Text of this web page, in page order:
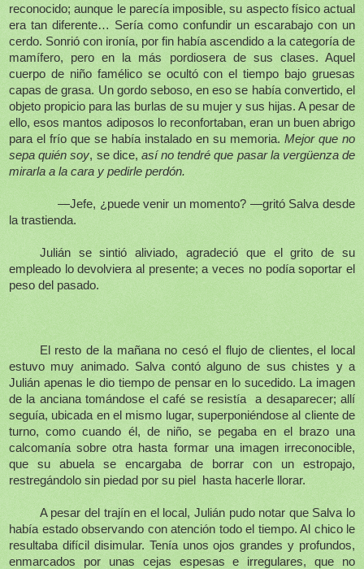
reconocido; aunque le parecía imposible, su aspecto físico actual
era tan diferente… Sería como confundir un escarabajo con un
cerdo. Sonrió con ironía, por fin había ascendido a la categoría de
mamífero, pero en la más pordiosera de sus clases. Aquel
cuerpo de niño famélico se ocultó con el tiempo bajo gruesas
capas de grasa. Un gordo seboso, en eso se había convertido, el
objeto propicio para las burlas de su mujer y sus hijas. A pesar de
ello, esos mantos adiposos lo reconfortaban, eran un buen abrigo
para el frío que se había instalado en su memoria. Mejor que no
sepa quién soy, se dice, así no tendré que pasar la vergüenza de
mirarla a la cara y pedirle perdón.
—Jefe, ¿puede venir un momento? —gritó Salva desde
la trastienda.
Julián se sintió aliviado, agradeció que el grito de su
empleado lo devolviera al presente; a veces no podía soportar el
peso del pasado.
El resto de la mañana no cesó el flujo de clientes, el local
estuvo muy animado. Salva contó alguno de sus chistes y a
Julián apenas le dio tiempo de pensar en lo sucedido. La imagen
de la anciana tomándose el café se resistía
a desaparecer; allí
seguía, ubicada en el mismo lugar, superponiéndose al cliente de
turno, como cuando él, de niño, se pegaba en el brazo una
calcomanía sobre otra hasta formar una imagen irreconocible,
que su abuela se encargaba de borrar con un estropajo,
restregándolo sin piedad por su piel
hasta hacerle llorar.
A pesar del trajín en el local, Julián pudo notar que Salva lo
había estado observando con atención todo el tiempo. Al chico le
resultaba difícil disimular. Tenía unos ojos grandes y profundos,
enmarcados por unas cejas espesas e irregulares, que no